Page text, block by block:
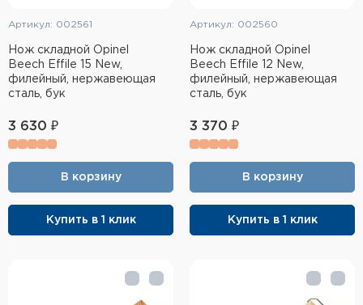
Артикул: 002561
Нож складной Opinel
Beech Effile 15 New,
филейный, нержавеющая
сталь, бук
3 630 ₽
В корзину
Купить в 1 клик
Артикул: 002560
Нож складной Opinel
Beech Effile 12 New,
филейный, нержавеющая
сталь, бук
3 370 ₽
В корзину
Купить в 1 клик